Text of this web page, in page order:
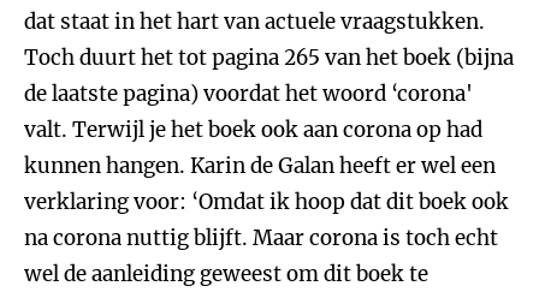
dat staat in het hart van actuele vraagstukken.
Toch duurt het tot pagina 265 van het boek (bijna
de laatste pagina) voordat het woord ‘corona'
valt. Terwijl je het boek ook aan corona op had
kunnen hangen. Karin de Galan heeft er wel een
verklaring voor: ‘Omdat ik hoop dat dit boek ook
na corona nuttig blijft. Maar corona is toch echt
wel de aanleiding geweest om dit boek te